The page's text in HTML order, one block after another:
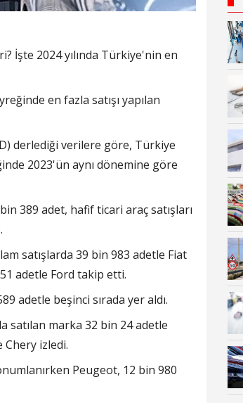
İşte 2024 yılında Türkiye'nin en
en fazla satışı yapılan
derlediği verilere göre, Türkiye
2023'ün aynı dönemine göre
389 adet, hafif ticari araç satışları
satışlarda 39 bin 983 adetle Fiat
adetle Ford takip etti.
adetle beşinci sırada yer aldı.
satılan marka 32 bin 24 adetle
Chery izledi.
Peugeot, 12 bin 980